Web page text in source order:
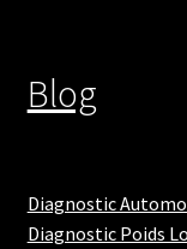
Blog
Diagnostic
Diagnostic Poids